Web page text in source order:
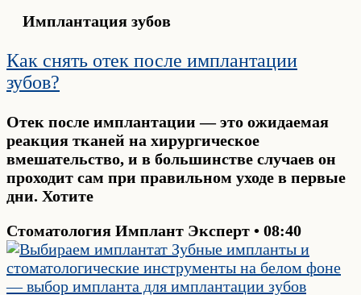
Имплантация зубов
Как снять отек после имплантации
зубов?
Отек после имплантации — это ожидаемая
реакция тканей на хирургическое
вмешательство, и в большинстве случаев он
проходит сам при правильном уходе в первые
дни. Хотите
Стоматология Имплант Эксперт
08:40